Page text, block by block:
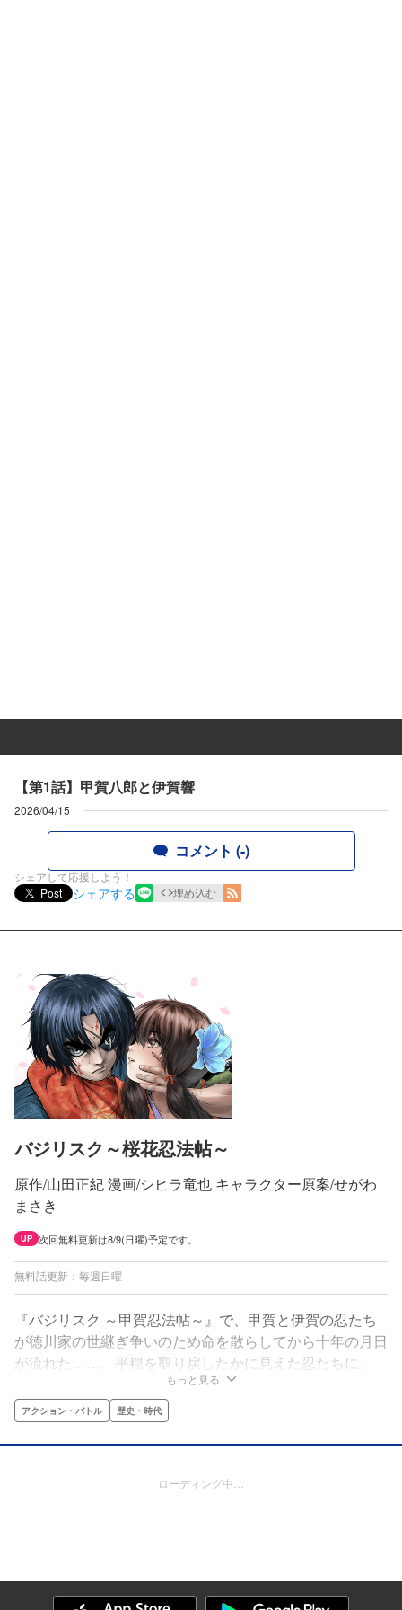
【第1話】甲賀八郎と伊賀響
2026/04/15
コメント (-)
シェアして応援しよう！
Post
シェアする 埋め込む
バジリスク～桜花忍法帖～
原作/山田正紀 漫画/シヒラ竜也 キャラクター原案/せがわ
まさき
UP 次回無料更新は8/9(日曜)予定です。
無料話更新：毎週日曜
『バジリスク ～甲賀忍法帖～』で、甲賀と伊賀の忍たち
が徳川家の世継ぎ争いのため命を散らしてから十年の月日
が流れた……。平穏を取り戻したかに見えた忍たちに、
今、新たなる脅威が襲いかかる!!忍の里の若き棟梁・甲賀
八郎と伊賀響に秘められた力「桜花」を狙い、超絶の秘術
を操る正体不明の五人組「成尋衆」が現れる。それは十年
前の殺戮合戦をも凌ぐ、恐るべき戦いの幕開けだった!!
もっと見る
アクション・バトル 歴史・時代
ローディング中…